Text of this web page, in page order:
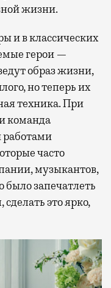
жизни.
и в классических
герои —
образ жизни,
но теперь их
техника. При
команда
работами
часто
музыкантов,
было запечатлеть
это ярко,